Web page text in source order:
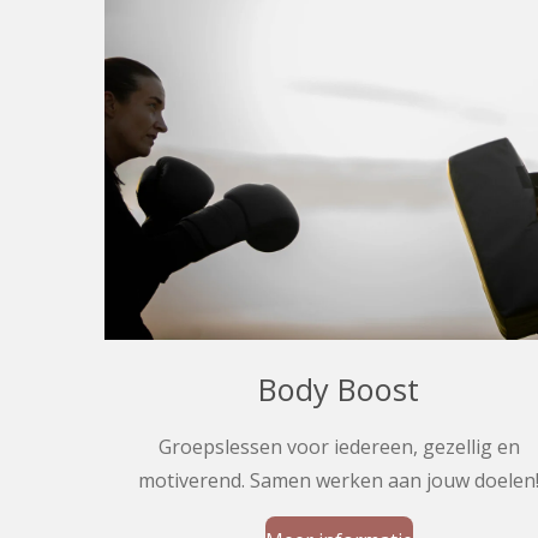
Body Boost
Groepslessen voor iedereen, gezellig en
motiverend. Samen werken aan jouw doelen!